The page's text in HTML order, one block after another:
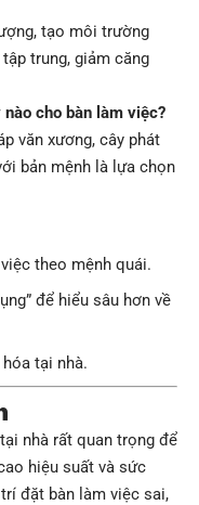
tạo môi trường
trung, giảm căng
cho bàn làm việc?
văn xương, cây phát
bản mệnh là lựa chọn
theo mệnh quái.
để hiểu sâu hơn về
tại nhà.
nhà rất quan trọng để
hiệu suất và sức
đặt bàn làm việc sai,